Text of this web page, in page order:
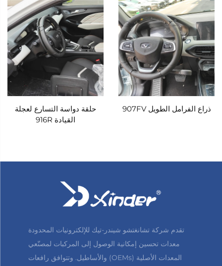
ذراع الفرامل الطويل 907FV
حلقة دواسة التسارع لعجلة
القيادة 916R
تقدم شركة تشانغتشو شيندر-تيك للإلكترونيات المحدودة
معدات تحسين إمكانية الوصول إلى المركبات لمصنّعي
المعدات الأصلية (OEMs) والأساطيل. وتتوافق رافعات